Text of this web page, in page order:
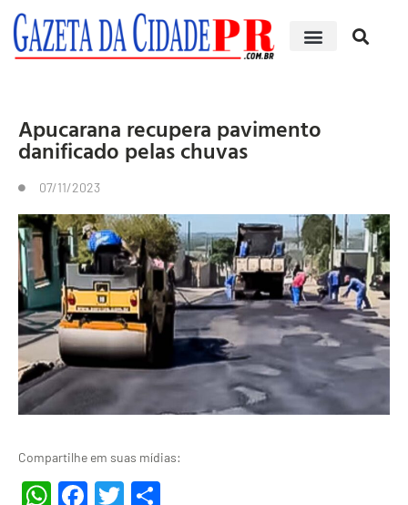
Apucarana recupera pavimento
danificado pelas chuvas
07/11/2023
Compartilhe em suas mídias:
WhatsApp
Facebook
Twitter